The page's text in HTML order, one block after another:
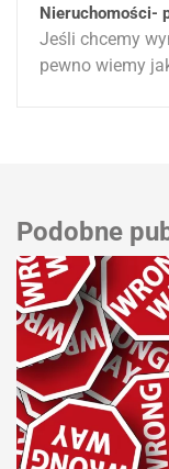
Nieruchomości-
Jeśli chcemy
pewno wiemy
Podobne